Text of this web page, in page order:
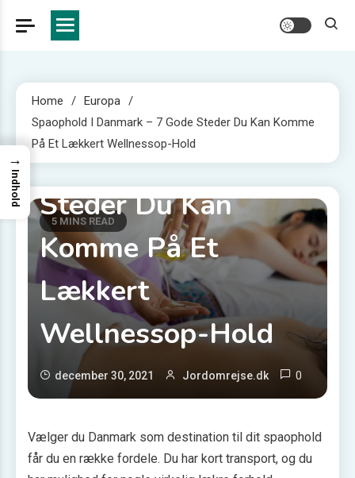
Home
Europa
Spaophold I Danmark – 7 Gode Steder Du Kan Komme
På Et Lækkert Wellnessop-Hold
5 MINS READ
Spaophold I
Danmark – 7 Gode
Steder Du Kan
Komme På Et
Lækkert
Wellnessop-Hold
december 30, 2021 Jordomrejse.dk 0
Vælger du Danmark som destination til dit spaophold
får du en række fordele. Du har kort transport, og du
→
Indhold